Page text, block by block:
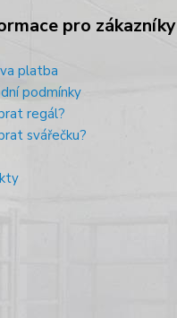
pro zákazníky
platba
podmínky
regál?
svářečku?